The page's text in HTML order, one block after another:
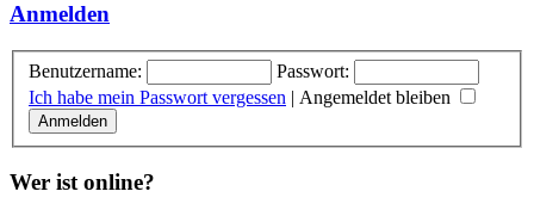
Anmelden
Benutzername:
Passwort:
Ich habe mein Passwort vergessen | Angemeldet bleiben
Wer ist online?